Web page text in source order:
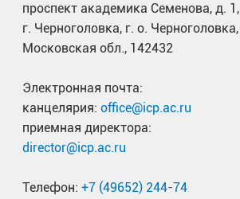
проспект академика Семенова, д. 1,
г. Черноголовка, г. о. Черноголовка,
Московская обл., 142432
Электронная почта:
канцелярия: office@icp.ac.ru
приемная директора:
director@icp.ac.ru
Телефон: +7 (49652) 244-74